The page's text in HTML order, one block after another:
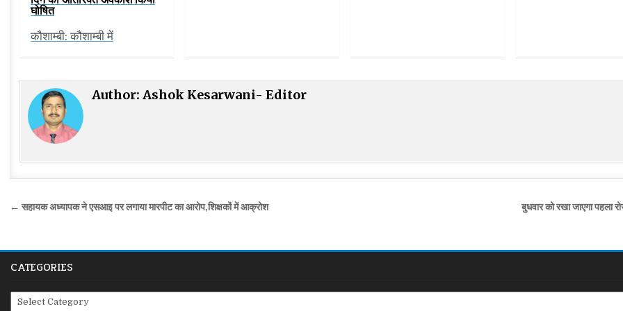
घोषित
कौशाम्बी: कौशाम्बी में
Author:Ashok Kesarwani- Editor
Post बुधवार को रखा जाएगा पहला
← सहायक अध्यापक ने एसआइ पर लगाया मारपीट का आरोप,शिक्षकों में आक्रोश
CATEGORIES
Categories